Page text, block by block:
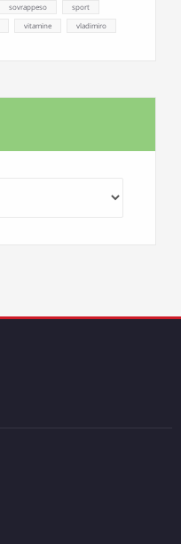
sovrappeso
sport
vitamine vladimiro